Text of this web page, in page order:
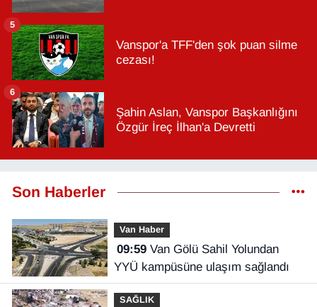
Vanspor'a TFF'den şok puan silme
cezası!
5
Şahin Aslan, Vanspor Başkanlığını
Özgür İreç İlhan'a Devretti
6
Son Haberler
Van Haber
09:59Van Gölü Sahil Yolundan
YYÜ kampüsüne ulaşım sağlandı
SAĞLIK